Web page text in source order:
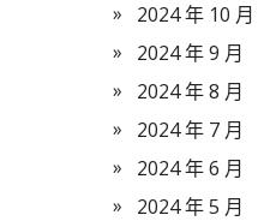
2024 年 10 月
2024 年 9 月
2024 年 8 月
2024 年 7 月
2024 年 6 月
2024 年 5 月